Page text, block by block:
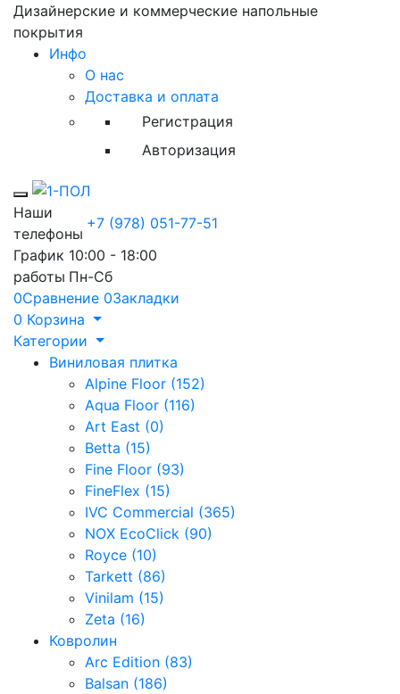
Дизайнерские и коммерческие напольные
покрытия
Инфо
О нас
Доставка и оплата
Регистрация
Авторизация
Toggle mobile menu
Наши
телефоны
+7 (978) 051-77-51
График
работы
10:00 - 18:00
Пн-Сб
0Сравнение 0Закладки
0 Корзина
Категории
Виниловая плитка
Alpine Floor (152)
Aqua Floor (116)
Art East (0)
Betta (15)
Fine Floor (93)
FineFlex (15)
IVC Commercial (365)
NOX EcoClick (90)
Royce (10)
Tarkett (86)
Vinilam (15)
Zeta (16)
Ковролин
Arc Edition (83)
Balsan (186)